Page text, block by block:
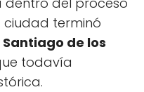
ciudad terminó
Santiago de los
todavía